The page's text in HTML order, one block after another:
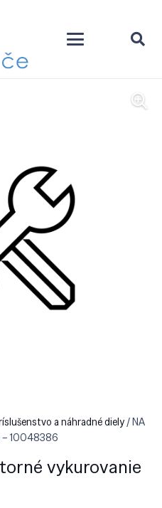
a náhradné diely/ NA
– 10048386
vykurovanie